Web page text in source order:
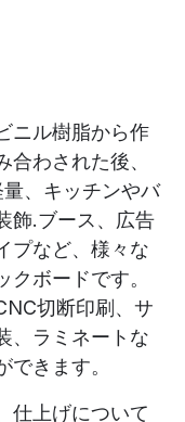
ニル樹脂から作
わされた後、
、キッチンやバ
飾.ブース、広告
プなど、様々な
ボードです。
切断印刷、サ
、ラミネートな
きます。
仕上げについて